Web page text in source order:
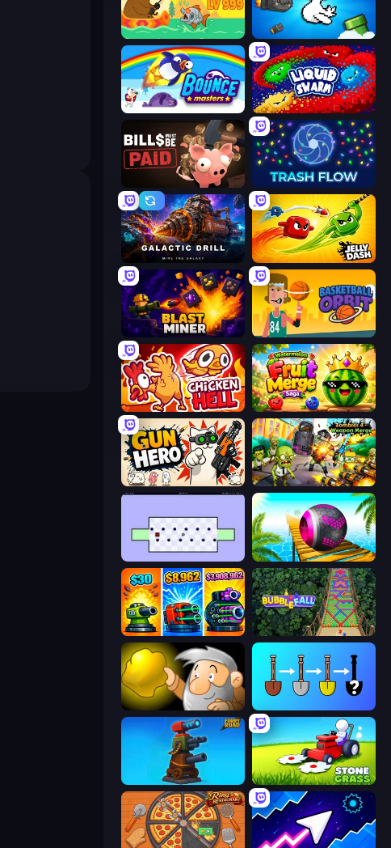
Fish Orbit Honk
Bouncemasters Liquid Swarm
Bills Must Be Paid Trash Flow
Galactic Drill Jelly Dash
Blast Miner Basketball Orbit
Chicken Hell Watermelon Fruit Merge Saga
Gun Hero: Cat Survival Zombies 4 Weapon Merge
World's Hardest Game Rolling Balls Sea Race
Pumpkin Defense: Merge Cannon Bubble Fall
Gold Miner
Furry Road Stone Grass: Mowing Simulator